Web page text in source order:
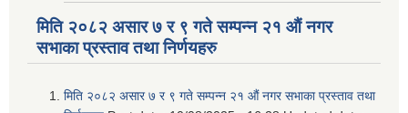
मिति २०८२ असार ७ र ९ गते सम्पन्न २१ औं नगर
सभाका प्रस्ताव तथा निर्णयहरु
मिति २०८२ असार ७ र ९ गते सम्पन्न २१ औं नगर सभाका प्रस्ताव तथा